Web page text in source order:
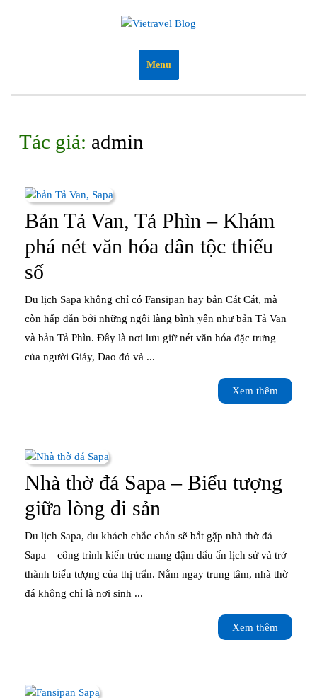
Menu
Tác giả: admin
Bản Tả Van, Tả Phìn – Khám
phá nét văn hóa dân tộc thiểu
sốBản
Tả
Van,
Tả
phá
nét
văn
dân
tộc
thiểu
Du lịch Sapa không chỉ có Fansipan hay bản Cát Cát, mà
còn hấp dẫn bởi những ngôi làng bình yên như bản Tả Van
và bản Tả Phìn. Đây là nơi lưu giữ nét văn hóa đặc trưng
của người Giáy, Dao đỏ và ...
Xem thêm
thêm
Nhà thờ đá Sapa – Biểu tượng
giữa lòng di sản
thờ
đá
Sapa
Du lịch Sapa, du khách chắc chắn sẽ bắt gặp nhà thờ đá
Sapa – công trình kiến trúc mang đậm dấu ấn lịch sử và trở
thành biểu tượng của thị trấn. Nằm ngay trung tâm, nhà thờ
đá không chỉ là nơi sinh ...
Xem thêm
thêm